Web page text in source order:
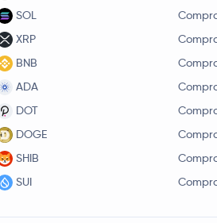
SOL
XRP
BNB
ADA
DOT
DOGE
SHIB
SUI